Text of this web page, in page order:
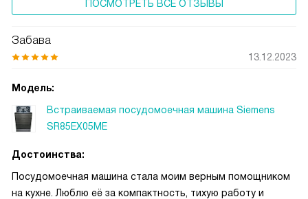
ПОСМОТРЕТЬ ВСЕ ОТЗЫВЫ
Забава
13.12.2023
Модель:
Встраиваемая посудомоечная машина Siemens
SR85EX05ME
Достоинства:
Посудомоечная машина стала моим верным помощником
на кухне. Люблю её за компактность, тихую работу и